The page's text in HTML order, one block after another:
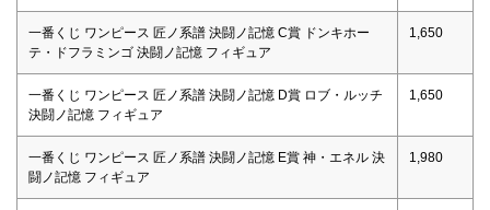
一番くじ ワンピース 匠ノ系譜 決闘ノ記憶 C賞 ドンキホー
テ・ドフラミンゴ 決闘ノ記憶 フィギュア
1,650
一番くじ ワンピース 匠ノ系譜 決闘ノ記憶 D賞 ロブ・ルッチ
決闘ノ記憶 フィギュア
1,650
一番くじ ワンピース 匠ノ系譜 決闘ノ記憶 E賞 神・エネル 決
闘ノ記憶 フィギュア
1,980